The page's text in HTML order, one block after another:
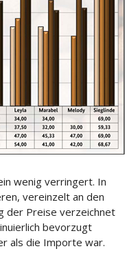
wenig verringert. In
vereinzelt an den
der Preise verzeichnet
bevorzugt
als die Importe war.